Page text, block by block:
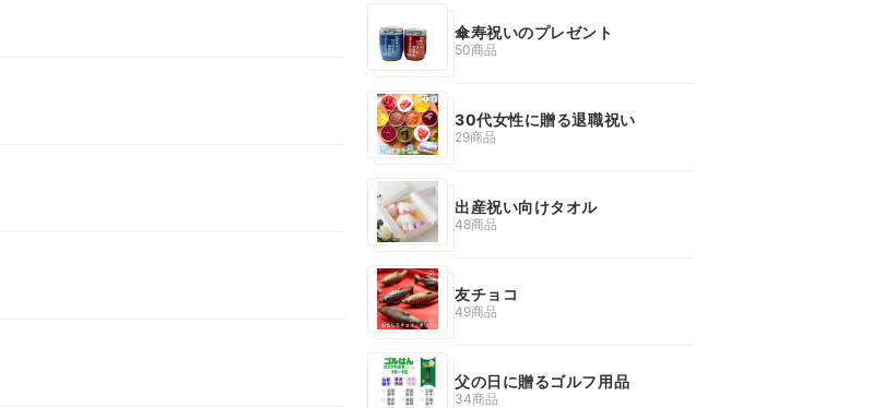
傘寿祝いのプレゼント
50商品
30代女性に贈る退職祝い
29商品
出産祝い向けタオル
48商品
友チョコ
49商品
父の日に贈るゴルフ用品
34商品